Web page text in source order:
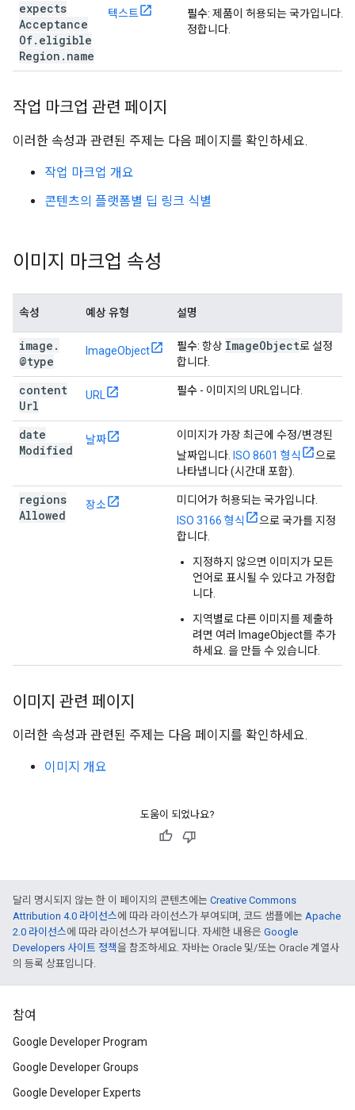
expects
Acceptance
Of. eligible
Region . name
텍스트 필수: 제품이 허용되는 국가입니다.
정합니다.
작업 마크업 관련 페이지
이러한 속성과 관련된 주제는 다음 페이지를 확인하세요.
작업 마크업 개요
콘텐츠의 플랫폼별 딥 링크 식별
이미지 마크업 속성
속성 예상 유형 설명
image .
@type
ImageObject 필수: 항상 ImageObject로 설정
합니다.
content
Url
URL 필수 - 이미지의 URL입니다.
date
Modified
날짜
이미지가 가장 최근에 수정/변경된
날짜입니다. ISO 8601 형식
으로
나타냅니다 (시간대 포함).
regions
Allowed
장소
미디어가 허용되는 국가입니다.
ISO 3166 형식
으로 국가를 지정
합니다.
지정하지 않으면 이미지가 모든
언어로 표시될 수 있다고 가정합
니다.
지역별로 다른 이미지를 제출하
려면 여러 ImageObject를 추가
하세요. 을 만들 수 있습니다.
이미지 관련 페이지
이러한 속성과 관련된 주제는 다음 페이지를 확인하세요.
이미지 개요
도움이 되었나요?
달리 명시되지 않는 한 이 페이지의 콘텐츠에는 Creative Commons
Attribution 4.0 라이선스에 따라 라이선스가 부여되며, 코드 샘플에는 Apache
2.0 라이선스에 따라 라이선스가 부여됩니다. 자세한 내용은 Google
Developers 사이트 정책을 참조하세요. 자바는 Oracle 및/또는 Oracle 계열사
의 등록 상표입니다.
참여
Google Developer Program
Google Developer Groups
Google Developer Experts